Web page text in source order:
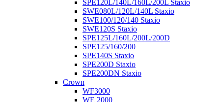
SPE120L/140L/160L/200L Staxio
SWE080L/120L/140L Staxio
SWE100/120/140 Staxio
SWE120S Staxio
SPE125L/160L/200L/200D
SPE125/160/200
SPE140S Staxio
SPE200D Staxio
SPE200DN Staxio
Crown
WF3000
WE 2000